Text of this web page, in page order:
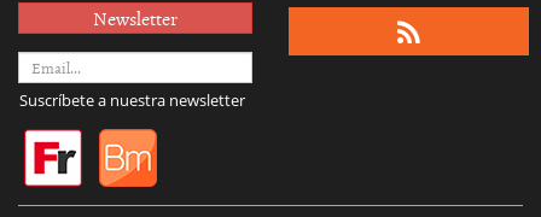
Newsletter
Suscríbete a nuestra newsletter